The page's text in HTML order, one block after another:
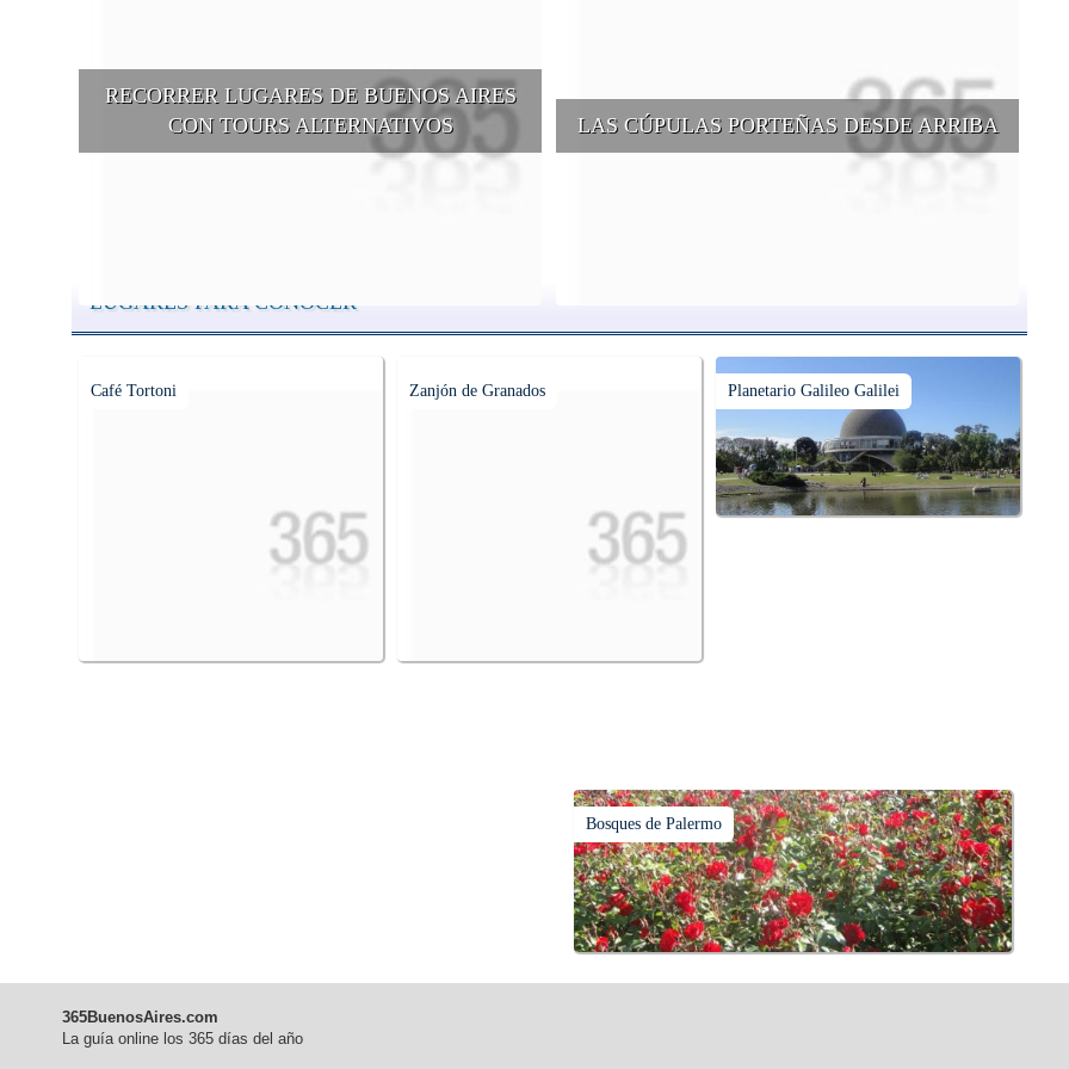
RECORRER LUGARES DE BUENOS AIRES
CON TOURS ALTERNATIVOS
LAS CÚPULAS PORTEÑAS DESDE ARRIBA
LUGARES PARA CONOCER
Café Tortoni Zanjón de Granados Planetario Galileo Galilei
Bosques de Palermo
365BuenosAires.com
La guía online los 365 días del año